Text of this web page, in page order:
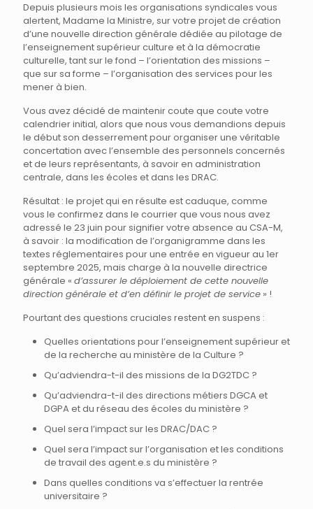
Depuis plusieurs mois les organisations syndicales vous
alertent, Madame la Ministre, sur votre projet de création
d’une nouvelle direction générale dédiée au pilotage de
l’enseignement supérieur culture et à la démocratie
culturelle, tant sur le fond – l’orientation des missions –
que sur sa forme – l’organisation des services pour les
mener à bien.
Vous avez décidé de maintenir coute que coute votre
calendrier initial, alors que nous vous demandions depuis
le début son desserrement pour organiser une véritable
concertation avec l’ensemble des personnels concernés
et de leurs représentants, à savoir en administration
centrale, dans les écoles et dans les DRAC.
Résultat : le projet qui en résulte est caduque, comme
vous le confirmez dans le courrier que vous nous avez
adressé le 23 juin pour signifier votre absence au CSA-M,
à savoir : la modification de l’organigramme dans les
textes réglementaires pour une entrée en vigueur au 1er
septembre 2025, mais charge à la nouvelle directrice
générale « d’assurer le déploiement de cette nouvelle
direction générale et d’en définir le projet de service » !
Pourtant des questions cruciales restent en suspens :
Quelles orientations pour l’enseignement supérieur et
de la recherche au ministère de la Culture ?
Qu’adviendra-t-il des missions de la DG2TDC ?
Qu’adviendra-t-il des directions métiers DGCA et
DGPA et du réseau des écoles du ministère ?
Quel sera l’impact sur les DRAC/DAC ?
Quel sera l’impact sur l’organisation et les conditions
de travail des agent.e.s du ministère ?
Dans quelles conditions va s’effectuer la rentrée
universitaire ?